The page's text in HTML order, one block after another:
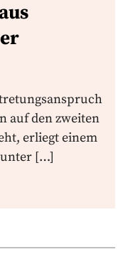
auf den zweiten
erliegt einem
unter […]